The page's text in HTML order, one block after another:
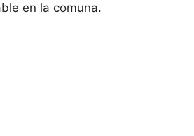
en la comuna.